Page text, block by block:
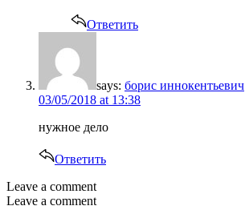
Ответить
says: борис иннокентьевич
03/05/2018 at 13:38
нужное дело
Ответить
Leave a comment
Leave a comment